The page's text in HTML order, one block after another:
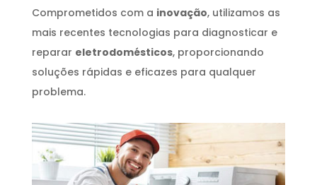
Comprometidos com a inovação, utilizamos as
mais recentes tecnologias para diagnosticar e
reparar eletrodomésticos, proporcionando
soluções rápidas e eficazes para qualquer
problema.